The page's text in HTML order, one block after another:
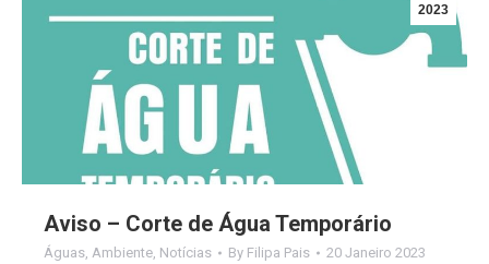
2023
Aviso – Corte de Água Temporário
Águas Ambiente Notícias By Filipa Pais 20 Janeiro 2023